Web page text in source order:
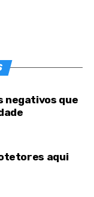
FAMILIAR
negativos que
aqui